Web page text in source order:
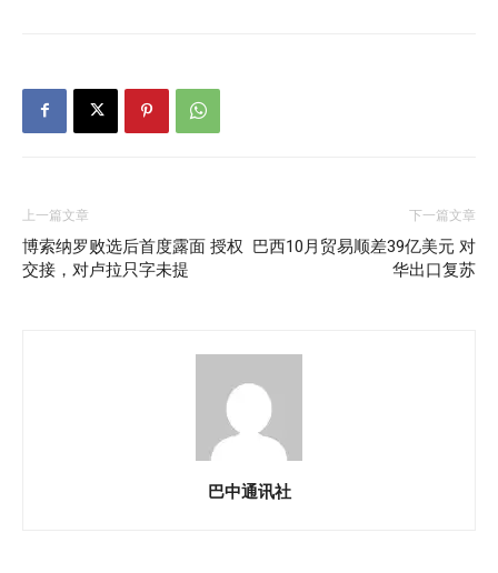
上一篇文章
博索纳罗败选后首度露面 授权
交接，对卢拉只字未提
下一篇文章
巴西10月贸易顺差39亿美元 对
华出口复苏
巴中通讯社